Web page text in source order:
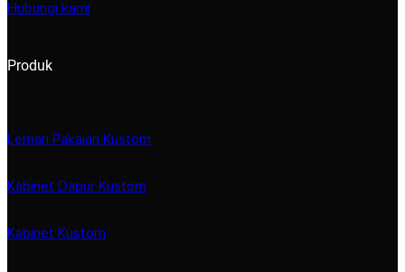
Hubungi kami
Produk
Lemari Pakaian Kustom
Kabinet Dapur Kustom
Kabinet Kustom